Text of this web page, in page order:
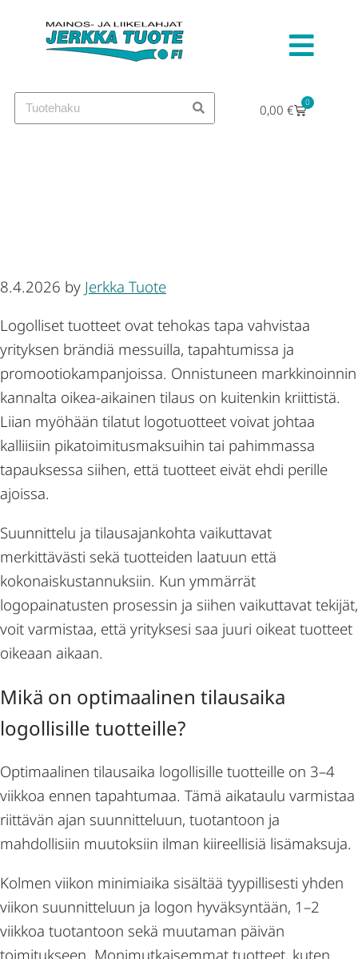
0,00 € 0
8.4.2026 by Jerkka Tuote
Logolliset tuotteet ovat tehokas tapa vahvistaa
yrityksen brändiä messuilla, tapahtumissa ja
promootiokampanjoissa. Onnistuneen markkinoinnin
kannalta oikea-aikainen tilaus on kuitenkin kriittistä.
Liian myöhään tilatut logotuotteet voivat johtaa
kalliisiin pikatoimitusmaksuihin tai pahimmassa
tapauksessa siihen, että tuotteet eivät ehdi perille
ajoissa.
Suunnittelu ja tilausajankohta vaikuttavat
merkittävästi sekä tuotteiden laatuun että
kokonaiskustannuksiin. Kun ymmärrät
logopainatusten prosessin ja siihen vaikuttavat tekijät,
voit varmistaa, että yrityksesi saa juuri oikeat tuotteet
oikeaan aikaan.
Mikä on optimaalinen tilausaika
logollisille tuotteille?
Optimaalinen tilausaika logollisille tuotteille on 3–4
viikkoa ennen tapahtumaa. Tämä aikataulu varmistaa
riittävän ajan suunnitteluun, tuotantoon ja
mahdollisiin muutoksiin ilman kiireellisiä lisämaksuja.
Kolmen viikon minimiaika sisältää tyypillisesti yhden
viikon suunnitteluun ja logon hyväksyntään, 1–2
viikkoa tuotantoon sekä muutaman päivän
toimitukseen. Monimutkaisemmat tuotteet, kuten